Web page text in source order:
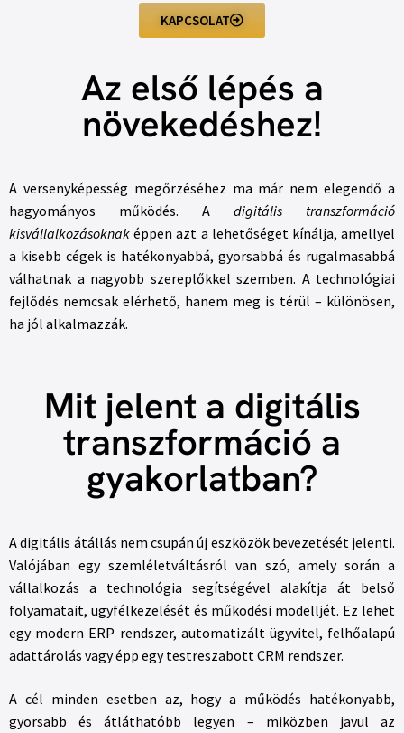
KAPCSOLAT
Az első lépés a
növekedéshez!
A versenyképesség megőrzéséhez ma már nem elegendő a
hagyományos működés. A digitális transzformáció
kisvállalkozásoknak éppen azt a lehetőséget kínálja, amellyel
a kisebb cégek is hatékonyabbá, gyorsabbá és rugalmasabbá
válhatnak a nagyobb szereplőkkel szemben. A technológiai
fejlődés nemcsak elérhető, hanem meg is térül – különösen,
ha jól alkalmazzák.
Mit jelent a digitális
transzformáció a
gyakorlatban?
A digitális átállás nem csupán új eszközök bevezetését jelenti.
Valójában egy szemléletváltásról van szó, amely során a
vállalkozás a technológia segítségével alakítja át belső
folyamatait, ügyfélkezelését és működési modelljét. Ez lehet
egy modern ERP rendszer, automatizált ügyvitel, felhőalapú
adattárolás vagy épp egy testreszabott CRM rendszer.
A cél minden esetben az, hogy a működés hatékonyabb,
gyorsabb és átláthatóbb legyen – miközben javul az